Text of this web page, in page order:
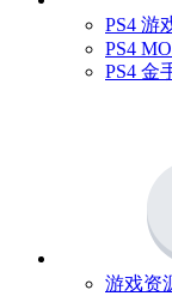
PS4 游
PS4
PS4 金
游戏资